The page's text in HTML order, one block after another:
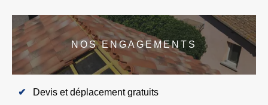
NOS ENGAGEMENTS
Devis et déplacement gratuits